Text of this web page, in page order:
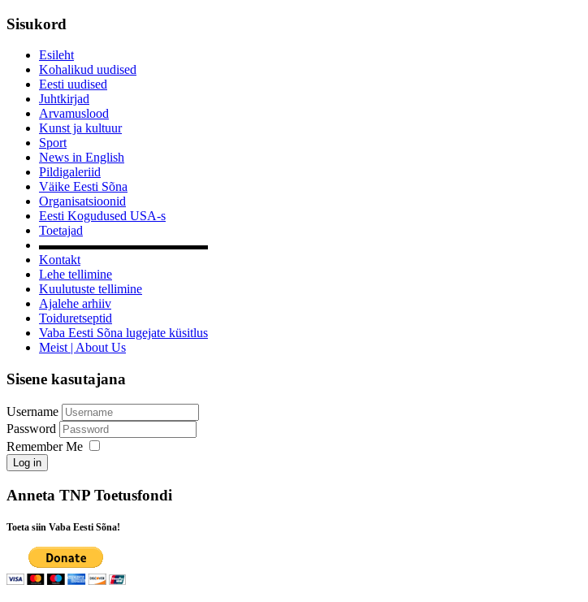
Sisukord
Esileht
Kohalikud uudised
Eesti uudised
Juhtkirjad
Arvamuslood
Kunst ja kultuur
Sport
News in English
Pildigaleriid
Väike Eesti Sõna
Organisatsioonid
Eesti Kogudused USA-s
Toetajad
▬▬▬▬▬▬▬▬▬▬▬▬▬
Kontakt
Lehe tellimine
Kuulutuste tellimine
Ajalehe arhiiv
Toiduretseptid
Vaba Eesti Sõna lugejate küsitlus
Meist | About Us
Sisene kasutajana
Username
Password
Remember Me
Log in
Anneta TNP Toetusfondi
Toeta siin Vaba Eesti Sõna!